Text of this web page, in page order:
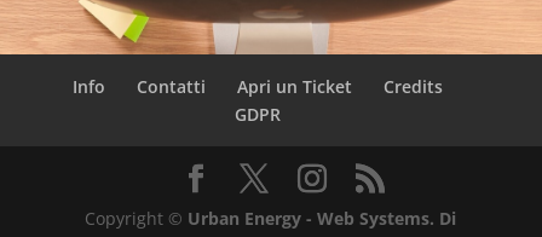
Info Contatti Apri un Ticket
Credits
GDPR
Copyright © Urban Energy - Web Systems. Di